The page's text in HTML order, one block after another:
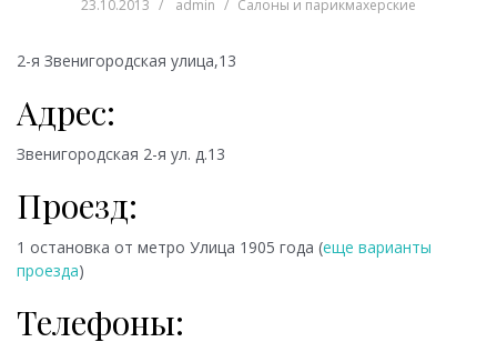
23.10.2013 admin Салоны и парикмахерские
2-я Звенигородская улица,13
Адрес:
Звенигородская 2-я ул. д.13
Проезд:
1 остановка от метро Улица 1905 года (еще варианты
проезда)
Телефоны: